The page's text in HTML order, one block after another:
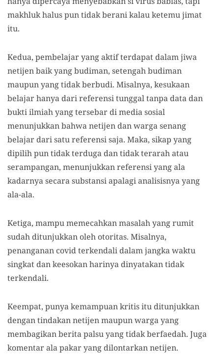
makhluk halus pun tidak berani kalau ketemu jimat
itu.
Kedua, pembelajar yang aktif terdapat dalam jiwa
netijen baik yang budiman, setengah budiman
maupun yang tidak berbudi. Misalnya, kesukaan
belajar hanya dari referensi tunggal tanpa data dan
bukti ilmiah yang tersebar di media sosial
menunjukkan bahwa netijen dan warga senang
belajar dari satu referensi saja. Maka, sikap yang
dipilih pun tidak terduga dan tidak terarah atau
serampangan, menunjukkan referensi yang ala
kadarnya secara substansi apalagi analisisnya yang
ala-ala.
Ketiga, mampu memecahkan masalah yang rumit
sudah ditunjukkan oleh otoritas. Misalnya,
penanganan covid terkendali dalam jangka waktu
singkat dan keesokan harinya dinyatakan tidak
terkendali.
Keempat, punya kemampuan kritis itu ditunjukkan
dengan tindakan netijen maupun warga yang
membagikan berita palsu yang tidak berfaedah. Juga
komentar ala pakar yang dilontarkan netijen.